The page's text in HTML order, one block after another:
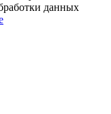
данных